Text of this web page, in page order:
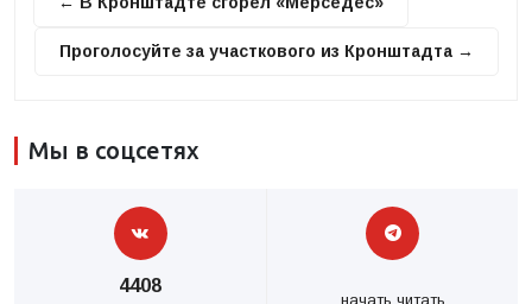
Проголосуйте за участкового из Кронштадта →
Мы в соцсетях
4408
начать читать